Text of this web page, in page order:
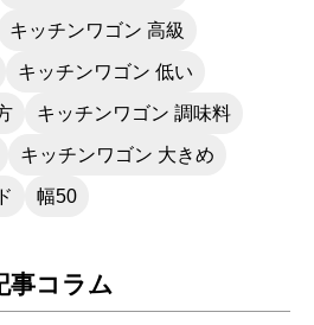
キッチンワゴン 高級
キッチンワゴン 低い
キッチンワゴン 調味料
キッチンワゴン 大きめ
幅50
事コラム